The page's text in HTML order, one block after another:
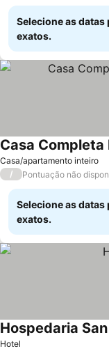
Selecione as
exatos.
Casa/apartamento inteiro
Casa Completa
/ Pontuação não
Selecione as
exatos.
Hotel
Hospedaria